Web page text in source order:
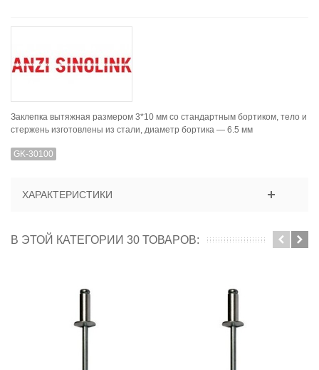
Заклепка вытяжная размером 3*10 мм со стандартным бортиком, тело и
стержень изготовлены из стали, диаметр бортика — 6.5 мм
GK-30100
ХАРАКТЕРИСТИКИ
В ЭТОЙ КАТЕГОРИИ 30 ТОВАРОВ: